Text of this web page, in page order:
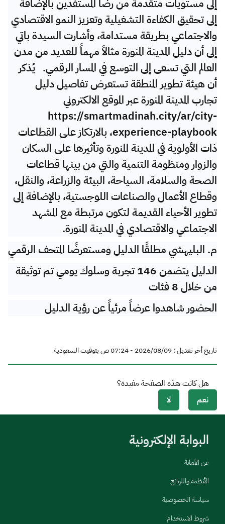
إلى مستويات متقدمة من رضا المستفدين بالإضافة
إلى تحقيق الكفاءة التشغيلية وتعزيز النمو الاقتصادي
والاجتماعي بطريقة مستدامة، وأشارت السيدة باتي
إلى أن دليل المدينة المنورة مثالاً مهماً للعديد من مدن
العالم التي تسعى إلى التوسع في المسار الرقمي. يُذكر
أن هيئة تطوير المنطقة تستعرض تفاصيل دليل
تجارب المدينة المنورة عبر الموقع الالكتروني
https://smartmadinah.city/ar/city-
experience-playbook، بالارتكاز على القطاعات
ذات الأولوية في المدينة المنورة وتأثيرها على السكان
والزوار ومنظومة التنمية والتي من بينها قطاعات
الصحة والسلامة، السياحة، البيئة والزراعة، والنقل،
وقطاع الأعمال والصناعات اللوجستية، بالإضافة إلى
تطوير الأحياء القديمة لتكون مرتبطة مع المشهد
الاجتماعي والاقتصادي في المدينة المنورة.
م. البليهشي مطلقًا الدليل ومستعرضًا المتحف الرقمي
الدليل يتضمن 146 تجربة وسلوك يومي تم توثيقة
من خلال 8 فئات
الحضور شاهدوا عرضاً مرئياً عن رؤية الدليل
تاريخ أخر تعديل : 09‏/08‏/2026 - 07:24 ص بتوقيت السعودية
هل كانت هذه الصفحة مفيدة؟
نعم
لا
البوابة الإلكترونية
عن الأمانة
الأنظمة واللوائح
سياسة الخصوصية
شروط الاستخدام